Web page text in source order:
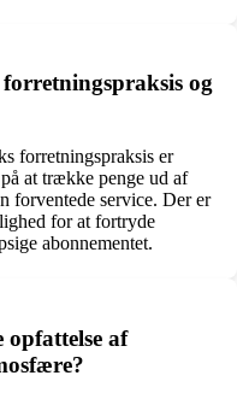
og
forretningspraksis er
at trække penge ud af
forventede service. Der er
for at fortryde
abonnementet.
opfattelse af